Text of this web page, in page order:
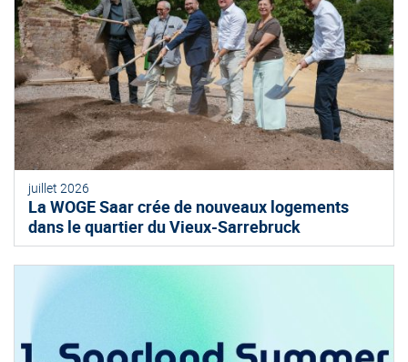
juillet 2026
La WOGE Saar crée de nouveaux logements
dans le quartier du Vieux-Sarrebruck